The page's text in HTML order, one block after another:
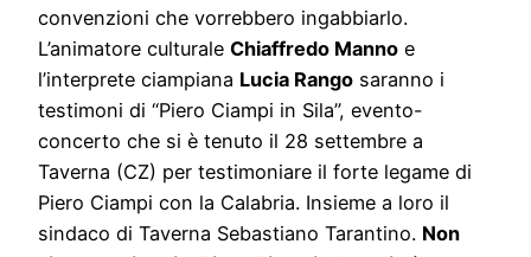
convenzioni che vorrebbero ingabbiarlo.
L’animatore culturale Chiaffredo Manno e
l’interprete ciampiana Lucia Rango saranno i
testimoni di “Piero Ciampi in Sila”, evento-
concerto che si è tenuto il 28 settembre a
Taverna (CZ) per testimoniare il forte legame di
Piero Ciampi con la Calabria. Insieme a loro il
sindaco di Taverna Sebastiano Tarantino. Non